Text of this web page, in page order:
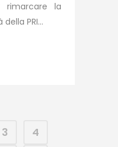
rimarcare la
PRI...
3
4